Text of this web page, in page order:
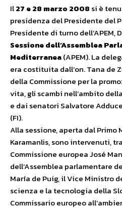
Il27 e 28 marzo 2008 si è
presidenza del Presidente del
Presidente di turno dell’APEM,
Sessione dell’Assemblea
Mediterranea(APEM). La
era costituita dall’on. Tana de
della Commissione per la
vita, gli scambi nell’ambito
e dai senatori Salvatore
(FI).
Alla sessione, aperta dal Primo
Karamanlis, sono intervenuti,
Commissione europea José
dell’Assemblea parlamentare
María de Puig, il Vice Ministro
scienza e la tecnologia della
Commissario europeo